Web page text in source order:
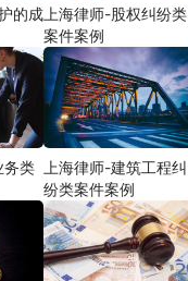
的成 上海律师-股权纠纷类
案件案例
务类
上海律师-建筑工程纠
纷类案件案例